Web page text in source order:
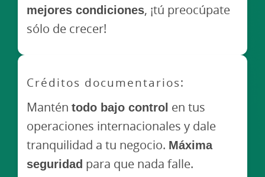
mejores condiciones, ¡tú preocúpate
sólo de crecer!
Créditos documentarios:
Mantén todo bajo control en tus
operaciones internacionales y dale
tranquilidad a tu negocio. Máxima
seguridad para que nada falle.